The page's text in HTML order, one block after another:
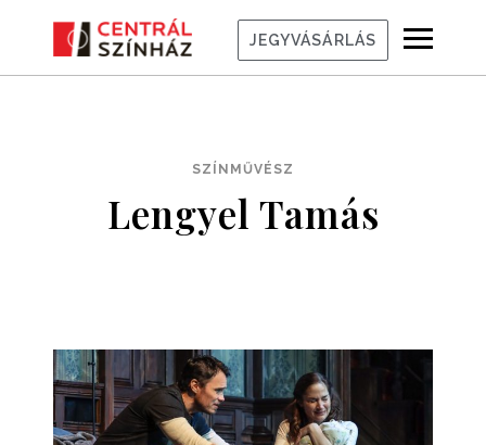
JEGYVÁSÁRLÁS
SZÍNMŰVÉSZ
Lengyel Tamás